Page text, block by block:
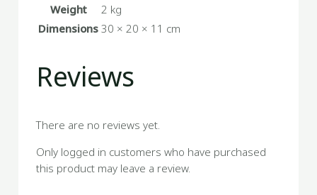
Weight
2 kg
Dimensions30 × 20 × 11 cm
Reviews
There are no reviews yet.
Only logged in customers who have purchased
this product may leave a review.